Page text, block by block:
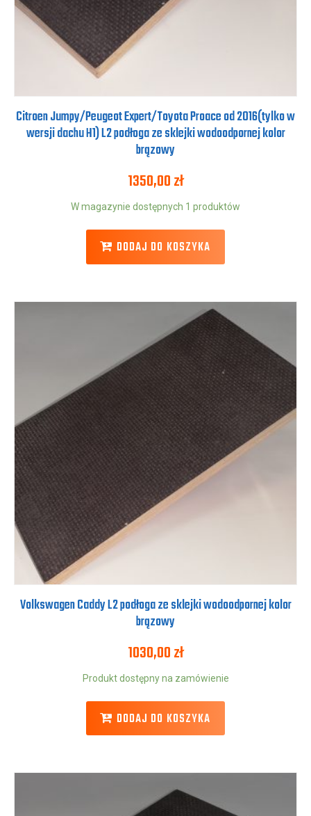
Citroen Jumpy/Peugeot Expert/Toyota Proace od 2016(tylko w
wersji dachu H1) L2 podłoga ze sklejki wodoodpornej kolor
brązowy
1350,00zł
W magazynie dostępnych 1 produktów
DODAJ DO KOSZYKA
Volkswagen Caddy L2 podłoga ze sklejki wodoodpornej kolor
brązowy
1030,00zł
Produkt dostępny na zamówienie
DODAJ DO KOSZYKA